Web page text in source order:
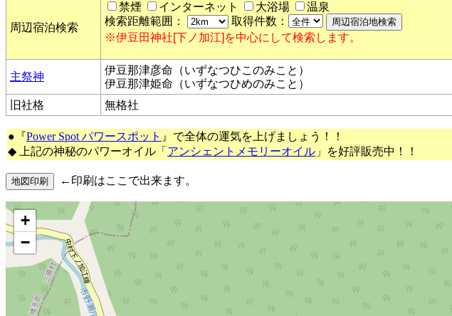
周辺宿泊検索
禁煙 インターネット 大浴場
温泉
検索距離範囲：
取得件数：
※伊豆田神社[下ノ加江]を中心にして検索します。
主祭神
伊豆那津彦命（いずなつひこのみこと）
伊豆那津姫命（いずなつひめのみこと）
旧社格
無格社
●『Power Spot パワースポット 』で全体の運気を上げましょう！！
◆ 上記の神秘のパワーオイル「 アンシェントメモリーオイル 」を好評販売中！！
←印刷はここで出来ます。
+
−